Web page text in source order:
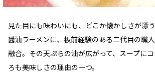
見た目にも味わいにも、どこか懐かしさが漂
醤油ラーメンに、板前経験のある二代目の職
融合。その天ぷらの油が広がって、スープに
ろも美味しさの理由の一つ。